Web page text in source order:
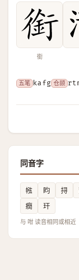
銜
五笔 kafg 仓颉
同音字
㡉 盷 挦
癇
玕
与 咁 读音相同或相近